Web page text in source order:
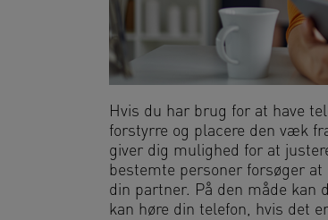
Hvis du har brug for at have
forstyrre og placere den væk
giver dig mulighed for at
bestemte personer forsøger
din partner. På den måde kan
kan høre din telefon, hvis det